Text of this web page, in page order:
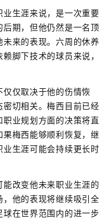
生涯来说，是一次重要
期，但他仍然是一名顶
来的表现。六周的休养
脚下技术的球员来说，
仅取决于他的伤情恢
切相关。梅西目前已经
业规划方面的决策将直
梅西能够顺利恢复，继
生涯可能会持续更长时
改变他未来职业生涯的
他的表现将继续吸引全
在世界范围内的进一步